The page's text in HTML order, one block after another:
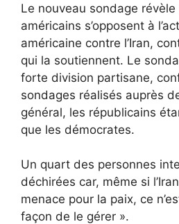
Le nouveau sondage
américains s’opposent à
américaine contre l’Iran,
qui la soutiennent. Le
forte division partisane,
sondages réalisés auprès
général, les républicains
que les démocrates.
Un quart des personnes
déchirées car, même si
menace pour la paix, ce
façon de le gérer ».